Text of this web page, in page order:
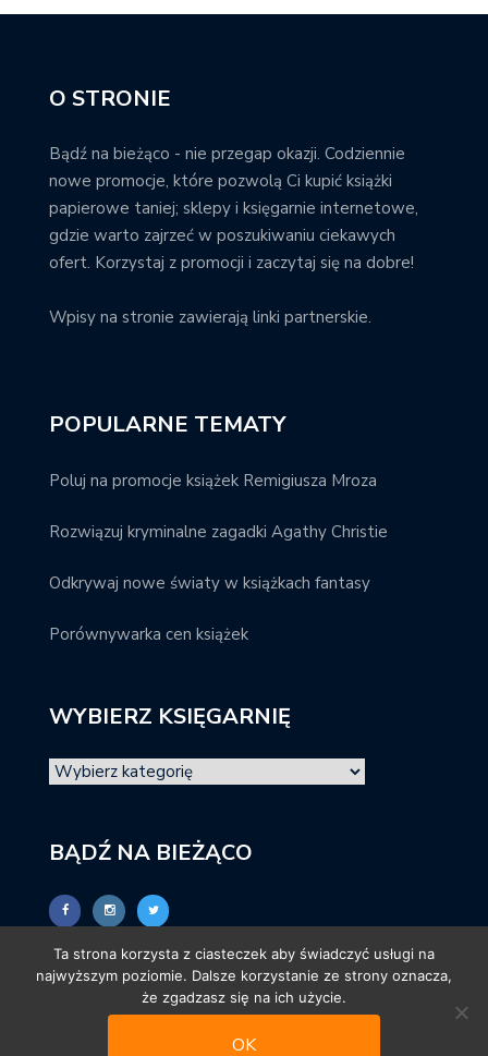
O STRONIE
Bądź na bieżąco - nie przegap okazji. Codziennie
nowe promocje, które pozwolą Ci kupić książki
papierowe taniej; sklepy i księgarnie internetowe,
gdzie warto zajrzeć w poszukiwaniu ciekawych
ofert. Korzystaj z promocji i zaczytaj się na dobre!
Wpisy na stronie zawierają linki partnerskie.
POPULARNE TEMATY
Poluj na promocje książek Remigiusza Mroza
Rozwiązuj kryminalne zagadki Agathy Christie
Odkrywaj nowe światy w książkach fantasy
Porównywarka cen książek
WYBIERZ KSIĘGARNIĘ
BĄDŹ NA BIEŻĄCO
Ta strona korzysta z ciasteczek aby świadczyć usługi na
najwyższym poziomie. Dalsze korzystanie ze strony oznacza,
że zgadzasz się na ich użycie.
OK